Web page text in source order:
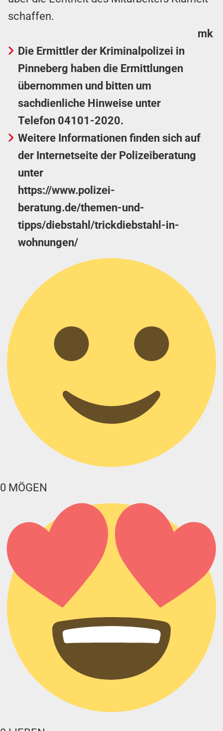
schaffen.
mk
Die Ermittler der Kriminalpolizei in
Pinneberg haben die Ermittlungen
übernommen und bitten um
sachdienliche Hinweise unter
Telefon 04101-2020.
Weitere Informationen finden sich auf
der Internetseite der Polizeiberatung
unter
https://www.polizei-
beratung.de/themen-und-
tipps/diebstahl/trickdiebstahl-in-
wohnungen/
0 MÖGEN